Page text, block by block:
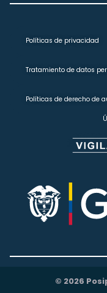
Políticas de privacidad
Tratamiento de datos
Políticas de derecho de
© 2026